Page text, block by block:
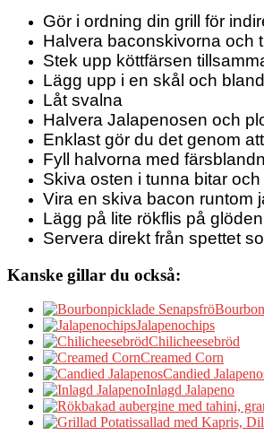
Gör i ordning din grill för
Halvera baconskivorna och
Stek upp köttfärsen
Lägg upp i en skål och
Låt svalna
Halvera Jalapenosen och
Enklast gör du det genom
Fyll halvorna med
Skiva osten i tunna bitar
Vira en skiva bacon runtom
Lägg på lite rökflis på
Servera direkt från spettet
Kanske gillar du också:
Jalapenochips
Chilicheesebröd
Creamed Corn
Candied
Inlagd Jalapeno